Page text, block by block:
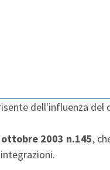
dell'influenza del
ottobre 2003 n.145,